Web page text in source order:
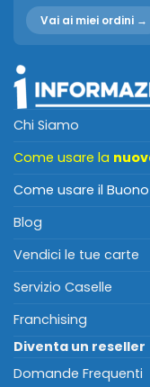
Vai ai miei ordini →
Chi Siamo
Come usare la
Come usare il Buono
Blog
Vendici le tue carte
Servizio Caselle
Franchising
Diventa un reseller
Domande Frequenti